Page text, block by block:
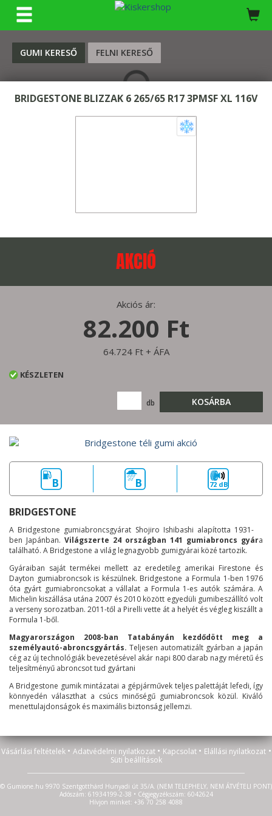
GUMI KERESŐ FELNI KERESŐ
BRIDGESTONE BLIZZAK 6 265/65 R17 3PMSF XL 116V
AKCIÓ
Akciós ár:
82.200 Ft
64.724 Ft + ÁFA
KÉSZLETEN
db KOSÁRBA
B B 72 dB
BRIDGESTONE
A Bridgestone gumiabroncsgyárat Shojiro Ishibashi alapította 1931-
ben Japánban. Világszerte 24 országban 141 gumiabroncs gyára
található. A Bridgestone a világ legnagyobb gumigyárai közé tartozik.
Gyáraiban saját termékei mellett az eredetileg amerikai Firestone és
Dayton gumiabroncsok is készülnek. Bridgestone a Formula 1-ben 1976
óta gyárt gumiabroncsokat a vállalat a Formula 1-es autók számára. A
Michelin kiszállása utána 2007 és 2010 között egyedüli gumibeszállító volt
a verseny sorozatban. 2011-től a Pirelli vette át a helyét és végleg kiszállt a
Formula 1-ből.
Magyarországon 2008-ban Tatabányán kezdődött meg a
személyautó-abroncsgyártás. Teljesen automatizált gyárban a japán
cég az új technológiák bevezetésével akár napi 800 darab nagy méretű és
teljesítményű abroncsot tud gyártani
A Bridgestone gumik mintázatai a gépjárművek teljes palettáját lefedi, így
könnyedén választhat a csúcs minőségű gumiabroncsok közül. Kiváló
menettulajdonságok és maximális biztonság jellemzi.
Vásárlási feltételek • Adatvédelmi nyilatkozat • Kapcsolat • Elállási nyilatkozat •
Süti beállítások
© Gumione.hu 9970 Szentgotthárd Hunyadi út 35/A. (NEM TELEPHELY, NEM ÁTVÉTELI PONT)
Adószám: 61934199-2-38 • Cégjegyzékszám: 6042624
Hívjon minket: +36 70 258 4088